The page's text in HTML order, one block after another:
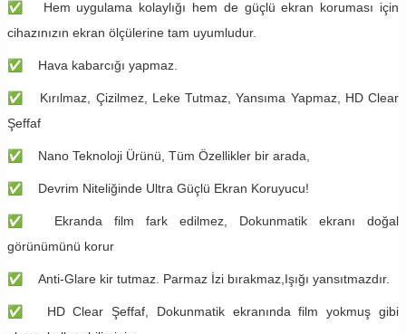
✅ Hem uygulama kolaylığı hem de güçlü ekran koruması için
cihazınızın ekran ölçülerine tam uyumludur.
✅ Hava kabarcığı yapmaz.
✅ Kırılmaz, Çizilmez, Leke Tutmaz, Yansıma Yapmaz, HD Clear
Şeffaf
✅ Nano Teknoloji Ürünü, Tüm Özellikler bir arada,
✅ Devrim Niteliğinde Ultra Güçlü Ekran Koruyucu!
✅ Ekranda film fark edilmez, Dokunmatik ekranı doğal
görünümünü korur
✅ Anti-Glare kir tutmaz. Parmaz İzi bırakmaz,Işığı yansıtmazdır.
✅ HD Clear Şeffaf, Dokunmatik ekranında film yokmuş gibi